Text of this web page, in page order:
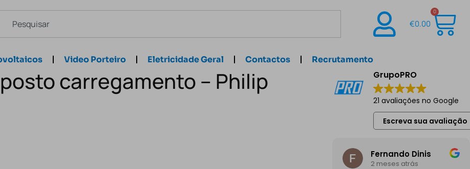
€0.00
0
Video Porteiro Eletricidade Geral Contactos Recrutamento
carregamento – Philip GrupoPRO
21 avaliações no Google
Escreva sua avaliação
Fernando Dinis
2 meses atrás